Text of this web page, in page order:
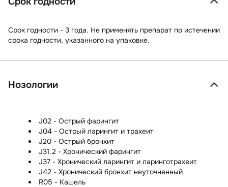
Срок годности - 3 года. Не применять препарат по истечении
срока годности, указанного на упаковке.
Нозологии
J02 - Острый фарингит
J04 - Острый ларингит и трахеит
J20 - Острый бронхит
J31.2 - Хронический фарингит
J37 - Хронический ларингит и ларинготрахеит
J42 - Хронический бронхит неуточненный
R05 - Кашель